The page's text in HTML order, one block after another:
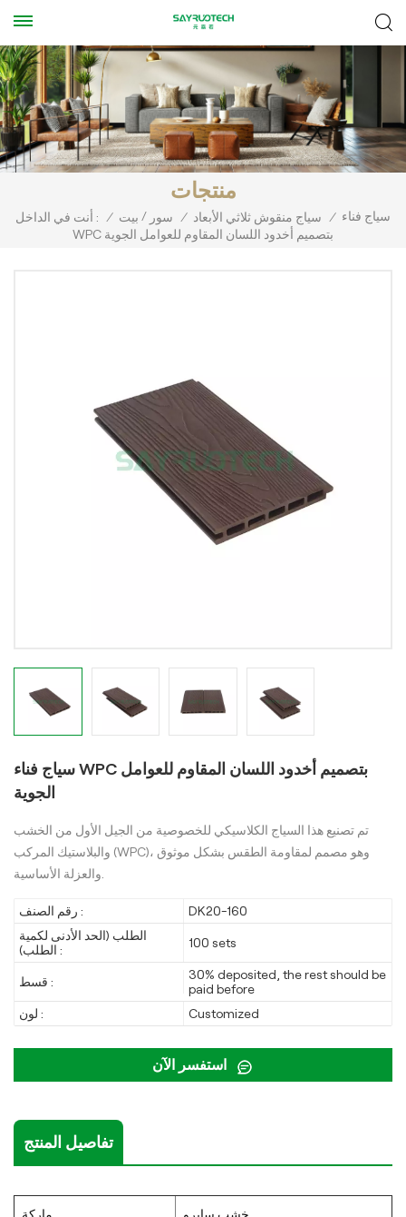
منتجات
أنت في الداخل : / بيت / سور / سياج منقوش ثلاثي الأبعاد / سياج فناء
WPC بتصميم أخدود اللسان المقاوم للعوامل الجوية
سياج فناء WPC بتصميم أخدود اللسان المقاوم للعوامل
الجوية
تم تصنيع هذا السياج الكلاسيكي للخصوصية من الجيل الأول من الخشب
والبلاستيك المركب (WPC)، وهو مصمم لمقاومة الطقس بشكل موثوق
والعزلة الأساسية.
رقم الصنف :
DK20-160
الطلب (الحد الأدنى لكمية
الطلب) :
100 sets
قسط :
30% deposited, the rest should be
paid before
لون :
Customized
تفاصيل المنتج